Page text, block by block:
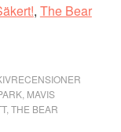
, The Bear
, MAVIS
, THE BEAR